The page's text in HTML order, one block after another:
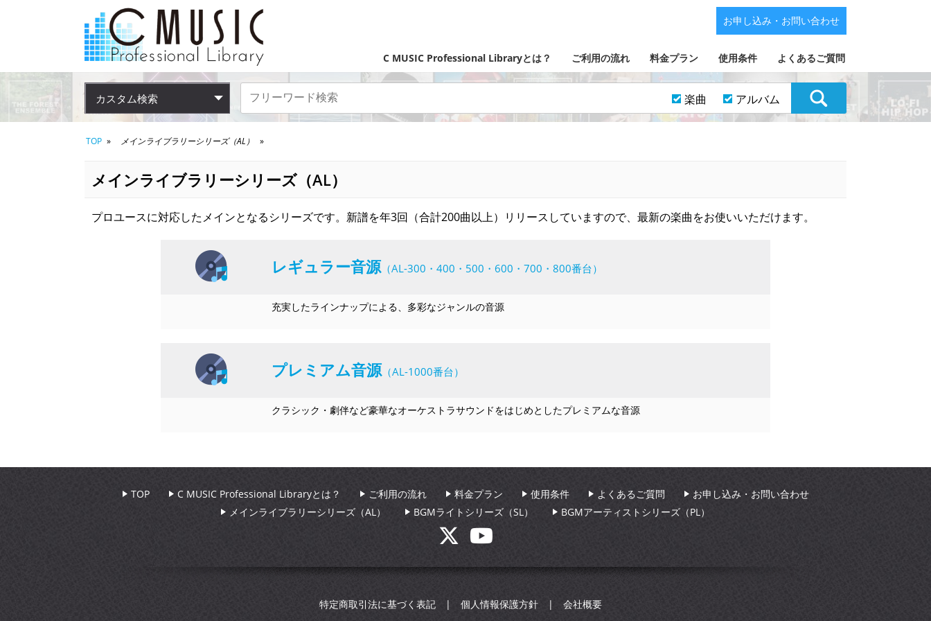
C MUSIC Professional Libraryとは？ ご利用の流れ 料金プラン 使用条件 よくあるご質問
お申し込み・お問い合わせ
カスタム検索 楽曲 アルバム
TOP メインライブラリーシリーズ（AL）
メインライブラリーシリーズ（AL）
プロユースに対応したメインとなるシリーズです。新譜を年3回（合計200曲以上）リリースしていますので、最新の楽曲をお使いいただけます。
レギュラー音源 （AL-300・400・500・600・700・800番台）
充実したラインナップによる、多彩なジャンルの音源
プレミアム音源 （AL-1000番台）
クラシック・劇伴など豪華なオーケストラサウンドをはじめとしたプレミアムな音源
TOP C MUSIC Professional Libraryとは？ ご利用の流れ 料金プラン 使用条件 よくあるご質問
お申し込み・お問い合わせ
メインライブラリーシリーズ（AL）
BGMライトシリーズ（SL） BGMアーティストシリーズ（PL）
特定商取引法に基づく表記 個人情報保護方針 会社概要